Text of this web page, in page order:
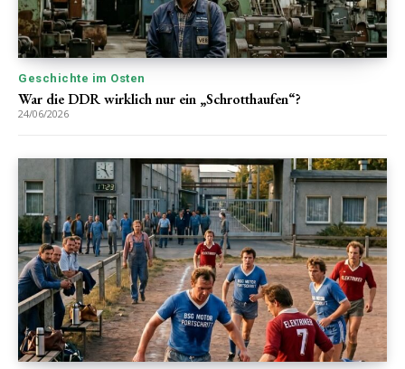
Geschichte im Osten
War die DDR wirklich nur ein „Schrotthaufen“?
24/06/2026